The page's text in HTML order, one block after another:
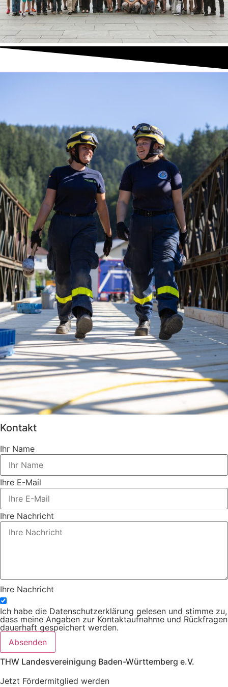
Kontakt
Ihr Name
Ihre E-Mail
Ihre Nachricht
Ihre Nachricht
Ich habe die Datenschutzerklärung gelesen und stimme zu,
dass meine Angaben zur Kontaktaufnahme und Rückfragen
dauerhaft gespeichert werden.
Absenden
THW Landesvereinigung Baden-Württemberg e.V.
Jetzt Fördermitglied werden